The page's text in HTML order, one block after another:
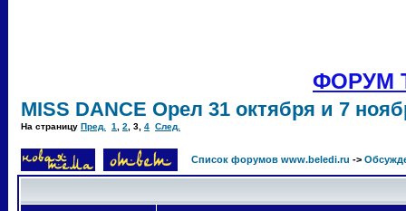
ФОРУМ
MISS DANCE Орел 31 октября и 7
На страницу Пред. 1 2 3 4 След.
Список форумов www.beledi.ru ->